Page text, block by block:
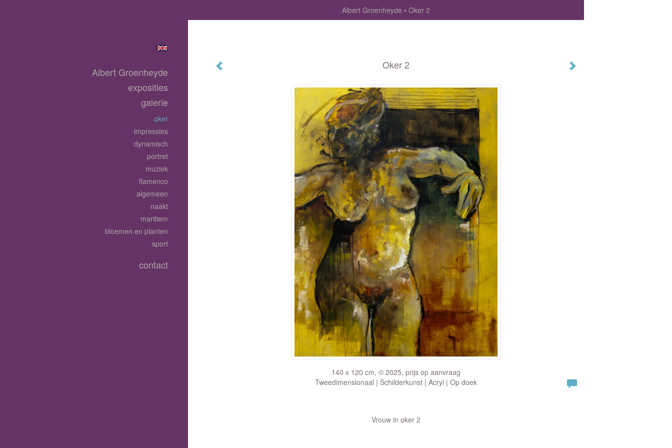
Albert Groenheyde Oker 2
Oker 2
140 x 120 cm, © 2025, prijs op aanvraag
Tweedimensionaal | Schilderkunst | Acryl | Op doek
Vrouw in oker 2
Albert Groenheyde
exposities
galerie
oker
impressies
dynamisch
portret
muziek
flamenco
algemeen
naakt
maritiem
bloemen en planten
sport
contact